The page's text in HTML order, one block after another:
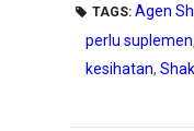
TAGS: Agen
perlu suplemen,
kesihatan,